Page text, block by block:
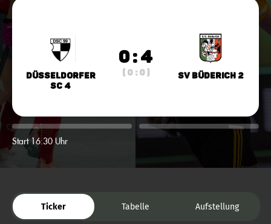
Düsseldorfer
SC 4
0 : 4
( 0 : 0 ) SV Büderich 2
Start 16:30 Uhr
Ticker Tabelle Aufstellung